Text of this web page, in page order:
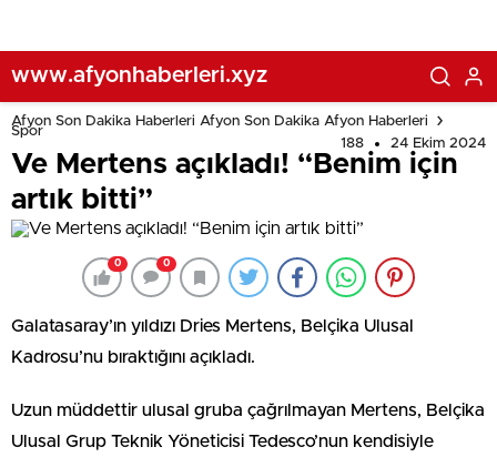
www.afyonhaberleri.xyz
Afyon Son Dakika Haberleri Afyon Son Dakika Afyon Haberleri
Spor
188
24 Ekim 2024
Ve Mertens açıkladı! “Benim için
artık bitti”
0 0
Galatasaray’ın yıldızı Dries Mertens, Belçika Ulusal
Kadrosu’nu bıraktığını açıkladı.
Uzun müddettir ulusal gruba çağrılmayan Mertens, Belçika
Ulusal Grup Teknik Yöneticisi Tedesco’nun kendisiyle